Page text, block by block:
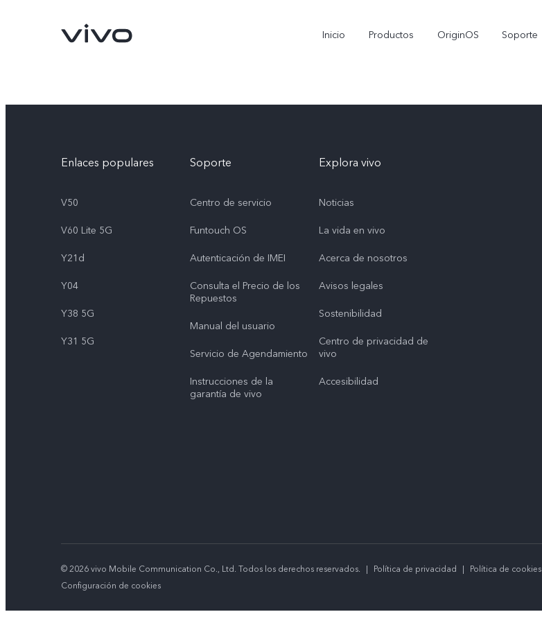
Inicio Productos OriginOS Soporte
X300 Pro V70 Y11d
Enlaces populares
V50
V60 Lite 5G
Y21d
Y04
Y38 5G
Y31 5G
Soporte
Centro de servicio
Funtouch OS
Autenticación de IMEI
Consulta el Precio de los
Repuestos
Manual del usuario
Servicio de Agendamiento
Instrucciones de la
garantía de vivo
Explora vivo
Noticias
La vida en vivo
Acerca de nosotros
Avisos legales
Sostenibilidad
Centro de privacidad de
vivo
Accesibilidad
© 2026 vivo Mobile Communication Co., Ltd. Todos los derechos reservados. | Política de privacidad | Política de cookies
Configuración de cookies